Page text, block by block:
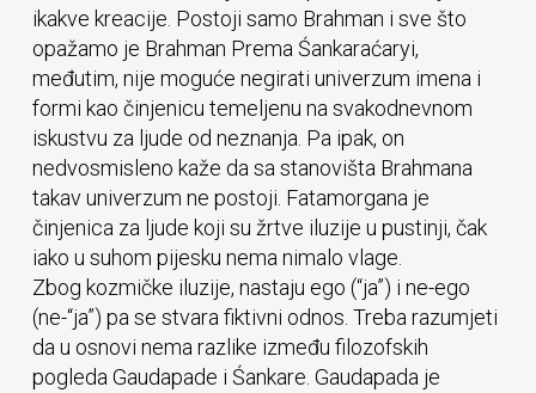
ikakve kreacije. Postoji samo Brahman i sve što
opažamo je Brahman Prema Śankaraćaryi,
međutim, nije moguće negirati univerzum imena i
formi kao činjenicu temeljenu na svakodnevnom
iskustvu za ljude od neznanja. Pa ipak, on
nedvosmisleno kaže da sa stanovišta Brahmana
takav univerzum ne postoji. Fatamorgana je
činjenica za ljude koji su žrtve iluzije u pustinji, čak
iako u suhom pijesku nema nimalo vlage.
Zbog kozmičke iluzije, nastaju ego (“ja”) i ne-ego
(ne-“ja”) pa se stvara fiktivni odnos. Treba razumjeti
da u osnovi nema razlike između filozofskih
pogleda Gaudapade i Śankare. Gaudapada je